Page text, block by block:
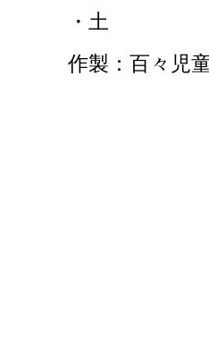
・土
作製：百々児